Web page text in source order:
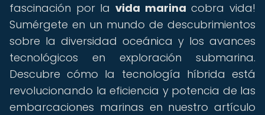
fascinación por la vida marina cobra vida!
Sumérgete en un mundo de descubrimientos
sobre la diversidad oceánica y los avances
tecnológicos en exploración submarina.
Descubre cómo la tecnología híbrida está
revolucionando la eficiencia y potencia de las
embarcaciones marinas en nuestro artículo